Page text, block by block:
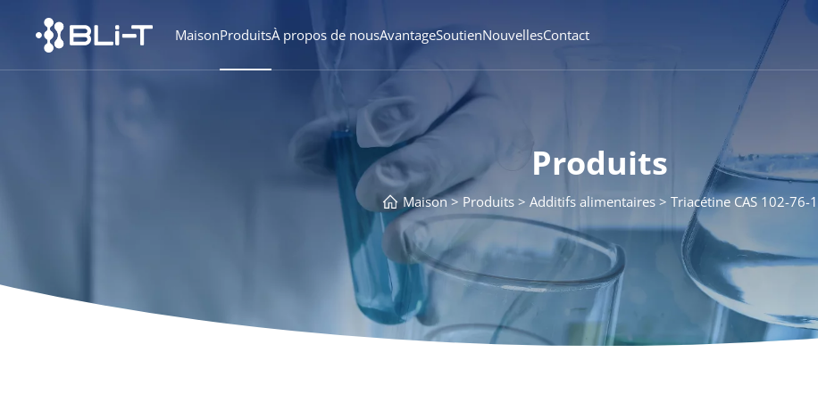
MaisonProduitsÀ propos de nousAvantageSoutienNouvellesContact
Produits
Maison Produits Additifs alimentaires Triacétine CAS 102-76-1